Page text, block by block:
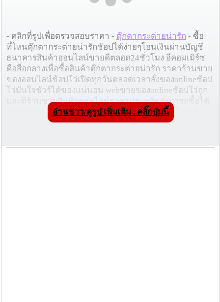
- คลิกที่รูปเพื่อตรวจสอบราคา - ตุ๊กตากระต่ายน่ารัก - ซื้อ
ที่ไหนตุ๊กตากระต่ายน่ารักช้อปได้ง่ายๆโอนเงินผ่านบัญชี
ธนาคารสินค้าออนไลน์ขายดีตลอด24ชั่วโมง อีคอมเมิร์ซ
คือสื่อกลางเพื่อซื้อสินค้าตุ๊กตากระต่ายน่ารัก ราคาร้านขาย
ของออนไลน์ช้อปโว่เปิดทุกวันตลอดเวลาสั่งของonlineช้อป
โว่มั่นใจชัวร์ได้ของแน่นอน webขายของonlineช้อปโว่ถูก
และดีร้านขายสินค้าออนไลน์ราคาประหยัดสามารถซื้อได้
ตุ๊กตากระต่ายน่ารักไม่ต้องใช้เงินสดจ่ายเงินโดยโอนเงิน
สินค้าดีคุณภาพสูงสามารถซื้อได้ในราคาพิเศษ
อ่านข่าว/ดูรูป เพิ่มเติม . คลิ๊กปุ่มนี้